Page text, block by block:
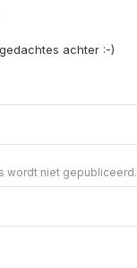
achter :-)
wordt niet gepubliceerd.